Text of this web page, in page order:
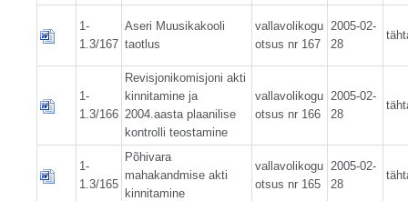
1-
1.3/167
Aseri Muusikakooli
taotlus
vallavolikogu
otsus nr 167
2005-02-
28
1-
1.3/166
Revisjonikomisjoni akti
kinnitamine ja
2004.aasta plaanilise
kontrolli teostamine
vallavolikogu
otsus nr 166
2005-02-
28
1-
1.3/165
Põhivara
mahakandmise akti
kinnitamine
vallavolikogu
otsus nr 165
2005-02-
28